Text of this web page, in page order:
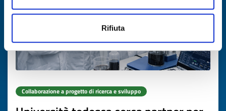
Rifiuta
Collaborazione a progetto di ricerca e sviluppo